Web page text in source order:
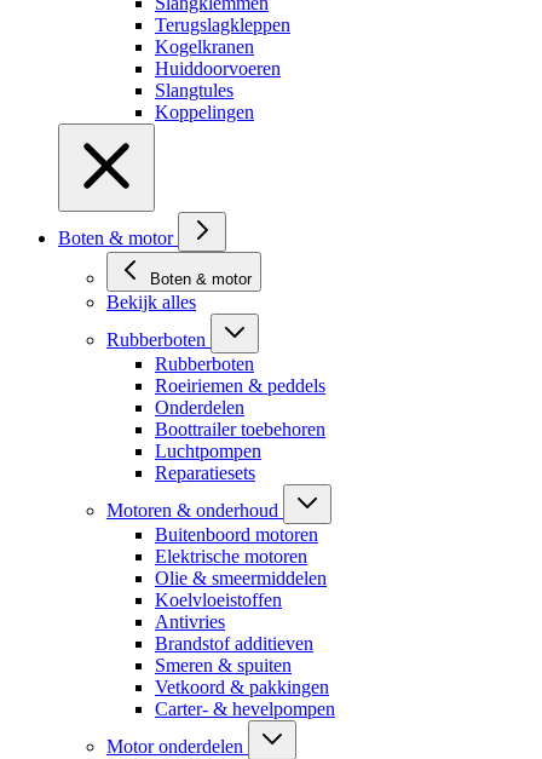
Terugslagkleppen
Kogelkranen
Huiddoorvoeren
Slangtules
Koppelingen
Boten & motor
Boten & motor
Bekijk alles
Rubberboten
Rubberboten
Roeiriemen & peddels
Onderdelen
Boottrailer toebehoren
Luchtpompen
Reparatiesets
Motoren & onderhoud
Buitenboord motoren
Elektrische motoren
Olie & smeermiddelen
Koelvloeistoffen
Antivries
Brandstof additieven
Smeren & spuiten
Vetkoord & pakkingen
Carter- & hevelpompen
Motor onderdelen